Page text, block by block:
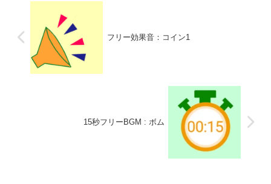
フリー効果音：コイン1
15秒フリーBGM : ボム